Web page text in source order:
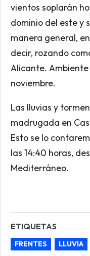
vientos soplarán
dominio del este y
manera general,
decir, rozando
Alicante.
noviembre.
Las lluvias y
madrugada en
Esto se lo
las 14:40 horas,
Mediterráneo.
ETIQUETAS
FRENTES LLUVIA